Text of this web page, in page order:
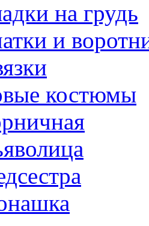
на грудь
и
костюмы